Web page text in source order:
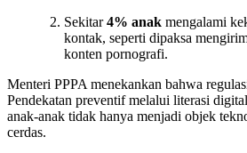
Sekitar4% anak mengalami
kontak, seperti dipaksa
konten pornografi.
Menteri PPPA menekankan bahwa
Pendekatan preventif melalui literasi
anak-anak tidak hanya menjadi objek
cerdas.